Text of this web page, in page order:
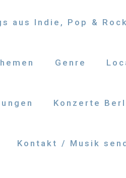
aus Indie, Pop &
Genre
Konzerte
Kontakt / Musik